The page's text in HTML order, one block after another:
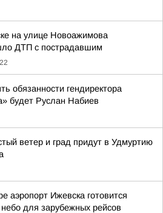
на улице Новоажимова
ДТП с пострадавшим
обязанности гендиректора
будет Руслан Набиев
ветер и град придут в Удмуртию
аэропорт Ижевска готовится
небо для зарубежных рейсов